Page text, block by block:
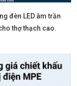
đèn LED âm trần
thợ thạch cao.